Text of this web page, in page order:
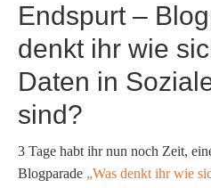
Endspurt –
denkt ihr wie
Daten in
sind?
3 Tage habt ihr nun noch Zeit,
Blogparade „Was denkt ihr wie